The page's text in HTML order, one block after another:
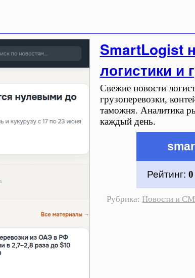
SmartLogist
логистики и
Свежие новости
грузоперевозки,
таможня. Аналитика
каждый день.
Рейтинг: 0
Рубрика: Новости и